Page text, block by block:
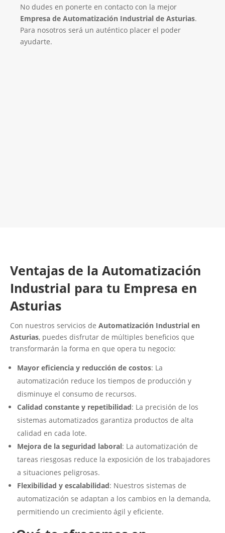
No dudes en ponerte en contacto con la mejor
Empresa de Automatización Industrial de Asturias.
Para nosotros será un auténtico placer el poder
ayudarte.
Ventajas de la Automatización
Industrial para tu Empresa en
Asturias
Con nuestros servicios de Automatización Industrial en
Asturias, puedes disfrutar de múltiples beneficios que
transformarán la forma en que opera tu negocio:
Mayor eficiencia y reducción de costos: La
automatización reduce los tiempos de producción y
disminuye el consumo de recursos.
Calidad constante y repetibilidad: La precisión de los
sistemas automatizados garantiza productos de alta
calidad en cada lote.
Mejora de la seguridad laboral: La automatización de
tareas riesgosas reduce la exposición de los trabajadores
a situaciones peligrosas.
Flexibilidad y escalabilidad: Nuestros sistemas de
automatización se adaptan a los cambios en la demanda,
permitiendo un crecimiento ágil y eficiente.